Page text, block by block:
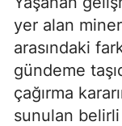
yer alan
arasındaki
gündeme
çağırma
sunulan